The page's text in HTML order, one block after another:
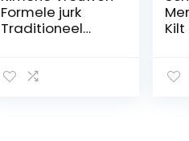
Formele jurk
Traditioneel
Kleding in
Kilt